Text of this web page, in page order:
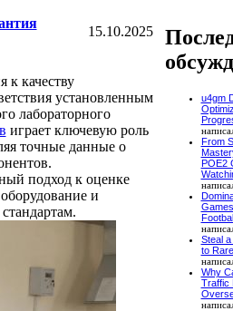
15.10.2025
к качеству
установленным
лабораторного
играет ключевую роль
точные данные о
подход к оценке
и
u4gm
From
POE2
Steal
to
Why
Traffic